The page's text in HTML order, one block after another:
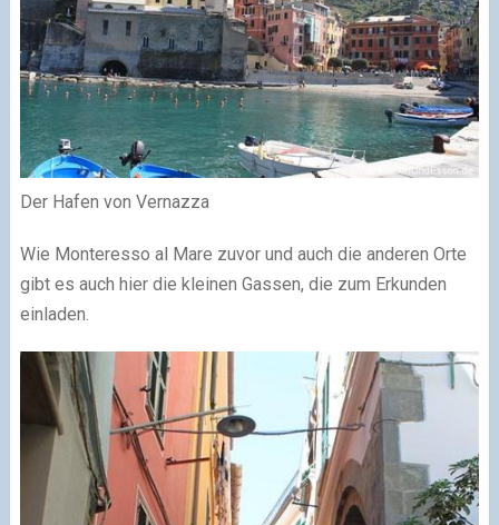
Der Hafen von Vernazza
Wie Monteresso al Mare zuvor und auch die anderen Orte
gibt es auch hier die kleinen Gassen, die zum Erkunden
einladen.